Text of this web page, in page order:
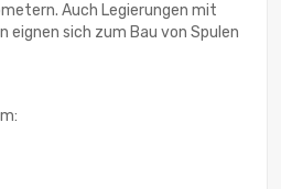
Auch Legierungen mit
eignen sich zum Bau von Spulen